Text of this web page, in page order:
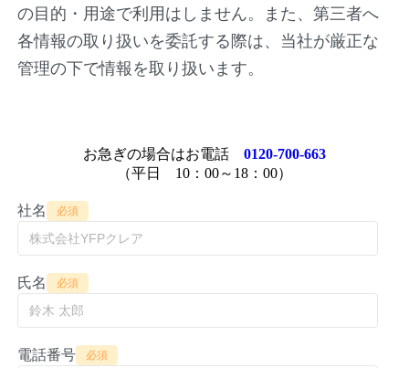
の目的・用途で利用はしません。また、第三者へ
各情報の取り扱いを委託する際は、当社が厳正な
管理の下で情報を取り扱います。
お急ぎの場合はお電話 0120-700-663
（平日 10：00～18：00）
社名 必須
氏名 必須
電話番号 必須